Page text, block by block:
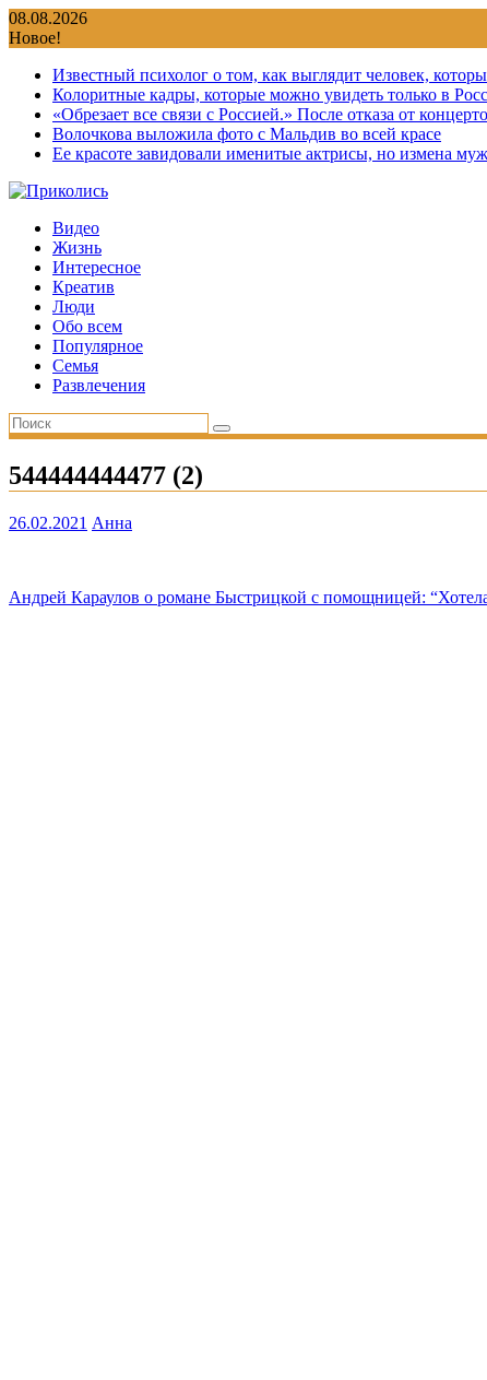
Перейти
к
08.08.2026
Новое!
Известный психолог о том, как выглядит человек,
Колоритные кадры, которые можно увидеть только в
«Обрезает все связи с Россией.» После отказа от
Волочкова выложила фото с Мальдив во всей красе
Ее красоте завидовали именитые актрисы, но измена
Видео
Жизнь
Интересное
Креатив
Люди
Обо всем
Популярное
Семья
Развлечения
544444444477 (2)
26.02.2021 Анна
Навигация
Андрей Караулов о романе Быстрицкой с помощницей: “Хотела